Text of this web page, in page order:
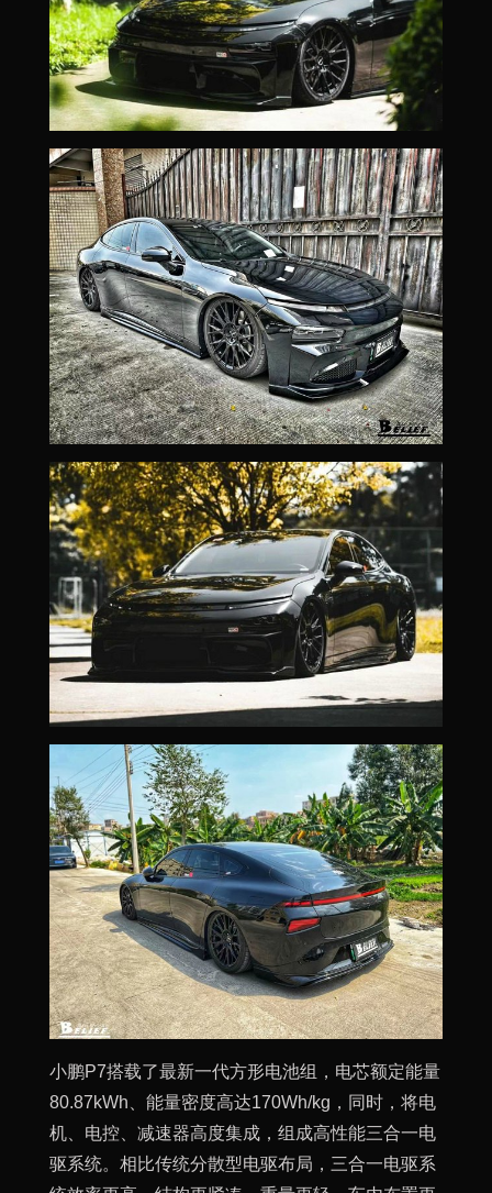
小鹏P7搭载了最新一代方形电池组，电芯额定能量
80.87kWh、能量密度高达170Wh/kg，同时，将电
机、电控、减速器高度集成，组成高性能三合一电
驱系统。相比传统分散型电驱布局，三合一电驱系